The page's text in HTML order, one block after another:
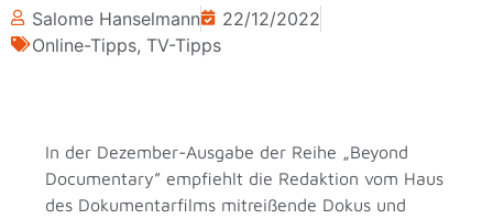
Salome Hanselmann
22/12/2022
Online-Tipps, TV-Tipps
In der Dezember-Ausgabe der Reihe „Beyond
Documentary” empfiehlt die Redaktion vom Haus
des Dokumentarfilms mitreißende Dokus und